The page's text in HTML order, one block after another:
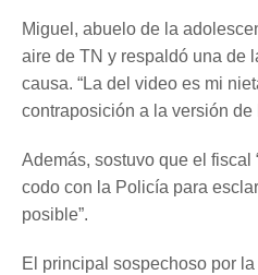
Miguel, abuelo de la
aire de TN y respaldó una de
causa. “La del video es mi
contraposición a la versión de
Además, sostuvo que el fiscal
codo con la Policía para
posible”.
El principal sospechoso por